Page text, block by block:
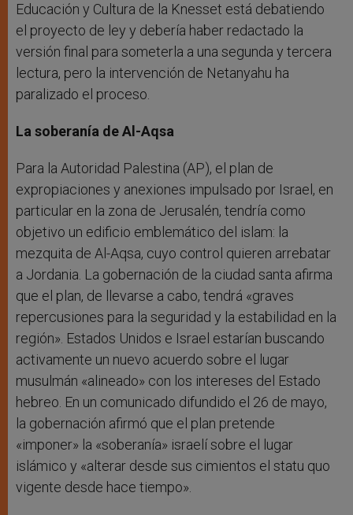
Educación y Cultura de la Knesset está debatiendo
el proyecto de ley y debería haber redactado la
versión final para someterla a una segunda y tercera
lectura, pero la intervención de Netanyahu ha
paralizado el proceso.
La soberanía de Al-Aqsa
Para la Autoridad Palestina (AP), el plan de
expropiaciones y anexiones impulsado por Israel, en
particular en la zona de Jerusalén, tendría como
objetivo un edificio emblemático del islam: la
mezquita de Al-Aqsa, cuyo control quieren arrebatar
a Jordania. La gobernación de la ciudad santa afirma
que el plan, de llevarse a cabo, tendrá «graves
repercusiones para la seguridad y la estabilidad en la
región». Estados Unidos e Israel estarían buscando
activamente un nuevo acuerdo sobre el lugar
musulmán «alineado» con los intereses del Estado
hebreo. En un comunicado difundido el 26 de mayo,
la gobernación afirmó que el plan pretende
«imponer» la «soberanía» israelí sobre el lugar
islámico y «alterar desde sus cimientos el statu quo
vigente desde hace tiempo».